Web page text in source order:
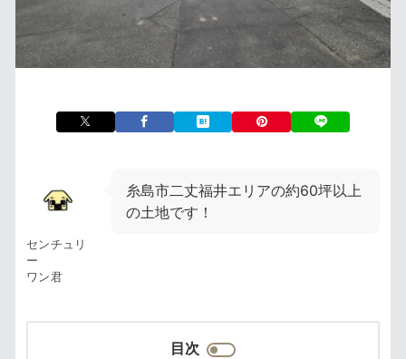
センチュリ
ー
ワン君
糸島市二丈福井エリアの約60坪以上
の土地です！
目次